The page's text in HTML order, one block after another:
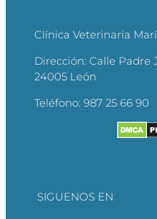
Clínica Veterinaria
Dirección: Calle Padre
24005 León
Teléfono: 987 25 66 90
SIGUENOS EN